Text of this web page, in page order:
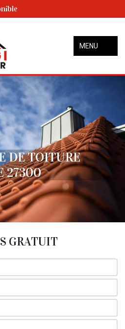
MENU
DE TOITURE
27300
GRATUIT